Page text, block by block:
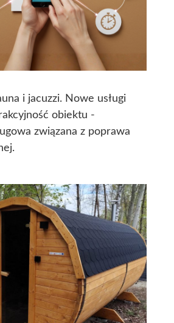
i jacuzzi. Nowe usługi
obiektu -
związana z poprawa